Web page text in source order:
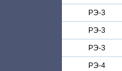
РЭ-3
РЭ-3
РЭ-3
РЭ-4